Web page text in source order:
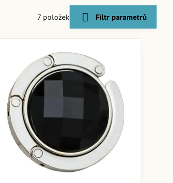
7 položek Filtr parametrů